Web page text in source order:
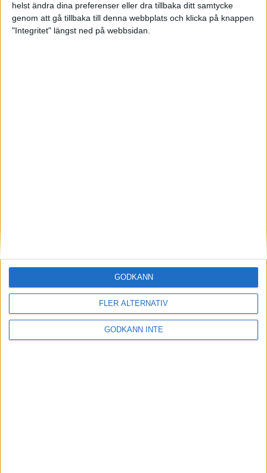
helst ändra dina preferenser eller dra tillbaka ditt samtycke
genom att gå tillbaka till denna webbplats och klicka på knappen
"Integritet" längst ned på webbsidan.
FLER ALTERNATIV
GODKÄNN INTE
GODKÄNN
Värmemara
väntarvärldsmästaraspiranter
24 jun 1998
ASIEN
Berlin Marathon - ett lopp genom
8 okt 1995• Arkiv• Reseberättelser från